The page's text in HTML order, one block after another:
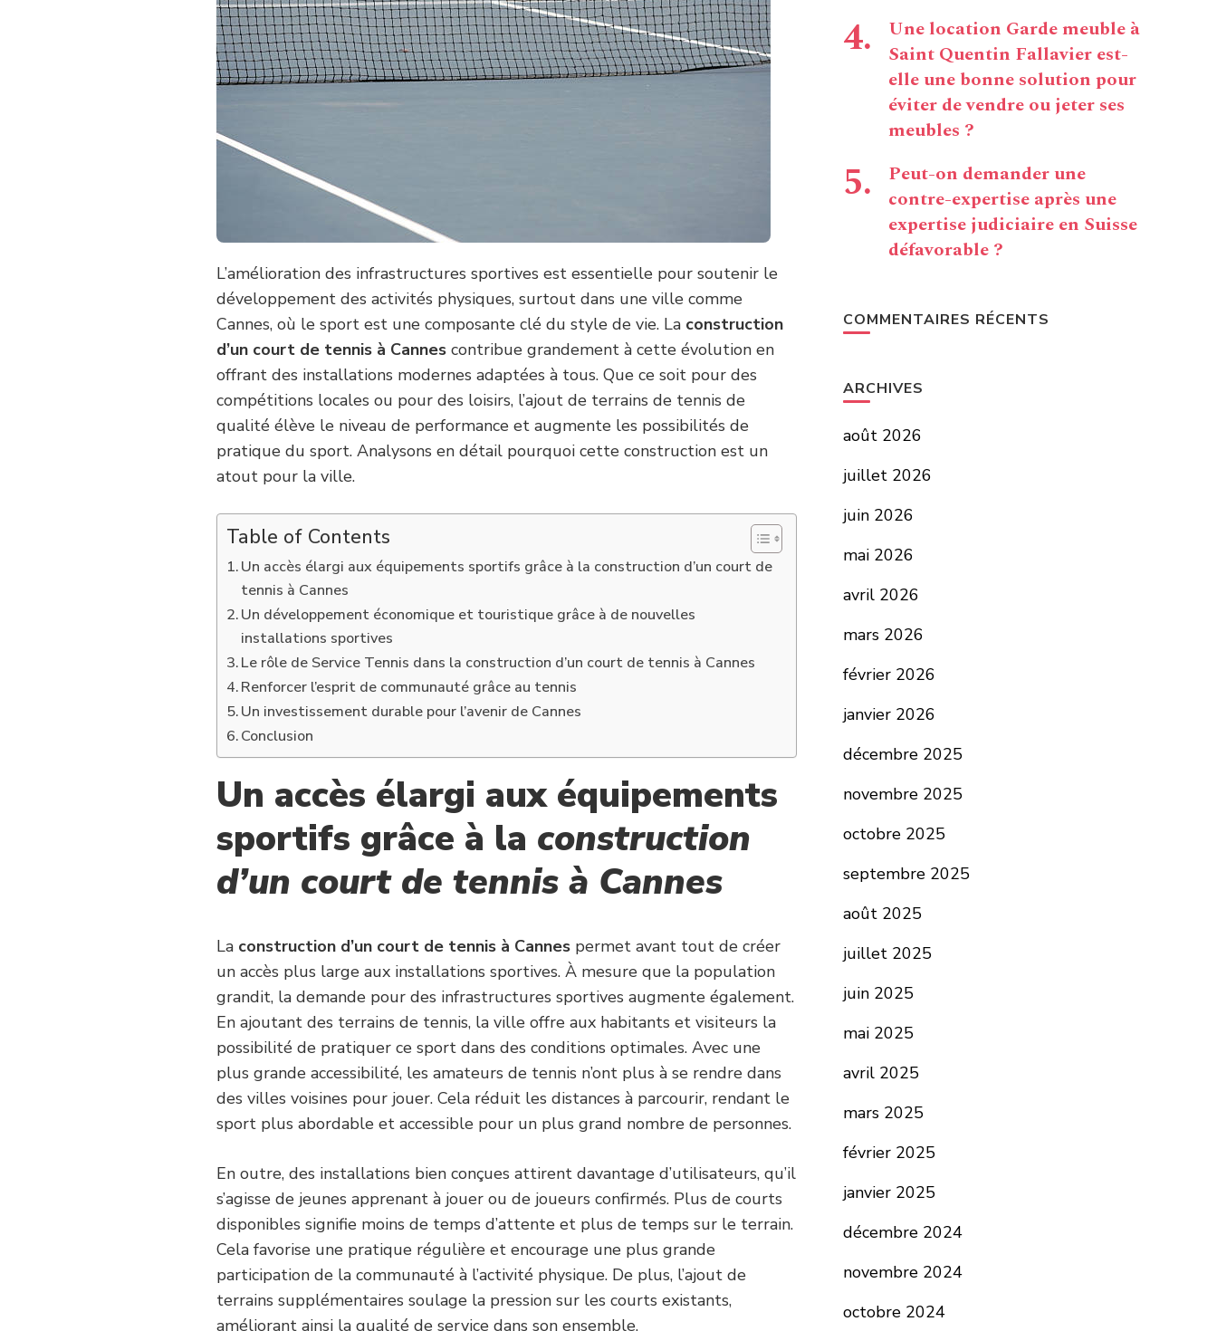
CONSTRUCTION
L’amélioration des infrastructures sportives est essentielle pour soutenir le
développement des activités physiques, surtout dans une ville comme
Cannes, où le sport est une composante clé du style de vie. La construction
d’un court de tennis à Cannes contribue grandement à cette évolution en
offrant des installations modernes adaptées à tous. Que ce soit pour des
compétitions locales ou pour des loisirs, l’ajout de terrains de tennis de
qualité élève le niveau de performance et augmente les possibilités de
pratique du sport. Analysons en détail pourquoi cette construction est un
atout pour la ville.
Table of Contents
Un accès élargi aux équipements sportifs grâce à la construction d’un court de
tennis à Cannes
Un développement économique et touristique grâce à de nouvelles
installations sportives
Le rôle de Service Tennis dans la construction d’un court de tennis à Cannes
Renforcer l’esprit de communauté grâce au tennis
Un investissement durable pour l’avenir de Cannes
Conclusion
Un accès élargi aux équipements
sportifs grâce à la construction
d’un court de tennis à Cannes
La construction d’un court de tennis à Cannes permet avant tout de créer
un accès plus large aux installations sportives. À mesure que la population
grandit, la demande pour des infrastructures sportives augmente également.
En ajoutant des terrains de tennis, la ville offre aux habitants et visiteurs la
possibilité de pratiquer ce sport dans des conditions optimales. Avec une
plus grande accessibilité, les amateurs de tennis n’ont plus à se rendre dans
des villes voisines pour jouer. Cela réduit les distances à parcourir, rendant le
sport plus abordable et accessible pour un plus grand nombre de personnes.
En outre, des installations bien conçues attirent davantage d’utilisateurs, qu’il
s’agisse de jeunes apprenant à jouer ou de joueurs confirmés. Plus de courts
disponibles signifie moins de temps d’attente et plus de temps sur le terrain.
Cela favorise une pratique régulière et encourage une plus grande
participation de la communauté à l’activité physique. De plus, l’ajout de
terrains supplémentaires soulage la pression sur les courts existants,
améliorant ainsi la qualité de service dans son ensemble.
Une location Garde meuble à
Saint Quentin Fallavier est-
elle une bonne solution pour
éviter de vendre ou jeter ses
meubles ?
Peut-on demander une
contre-expertise après une
expertise judiciaire en Suisse
défavorable ?
COMMENTAIRES RÉCENTS
ARCHIVES
août 2026
juillet 2026
juin 2026
mai 2026
avril 2026
mars 2026
février 2026
janvier 2026
décembre 2025
novembre 2025
octobre 2025
septembre 2025
août 2025
juillet 2025
juin 2025
mai 2025
avril 2025
mars 2025
février 2025
janvier 2025
décembre 2024
novembre 2024
octobre 2024